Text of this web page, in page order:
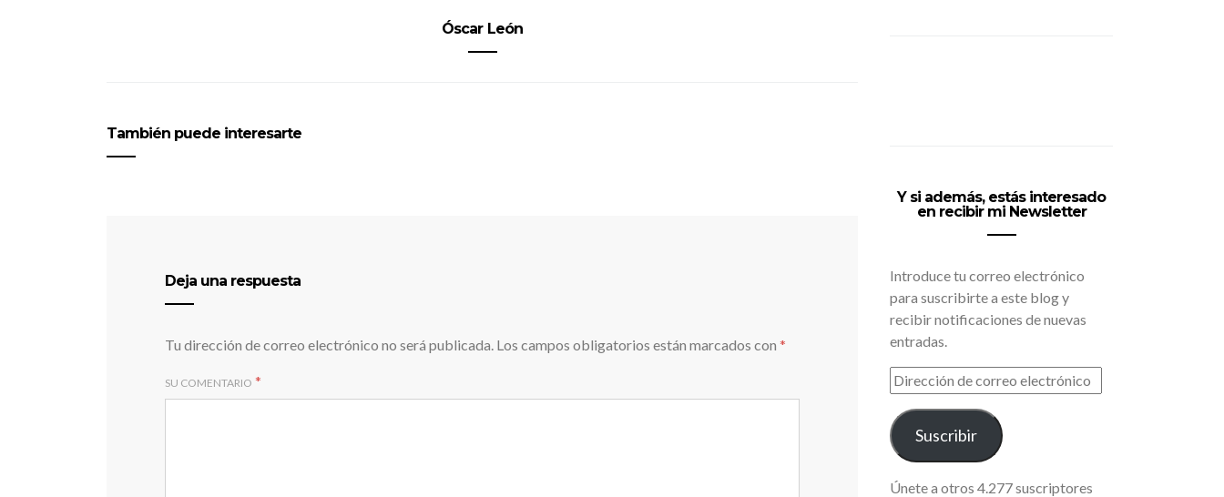
Óscar León
También puede interesarte
Deja una respuesta
Tu dirección de correo electrónico no será publicada. Los campos obligatorios están marcados con *
SU COMENTARIO *
Y si además, estás interesado
en recibir mi Newsletter
Introduce tu correo electrónico
para suscribirte a este blog y
recibir notificaciones de nuevas
entradas.
DIRECCIÓN
DE
CORREO
ELECTRÓNICO
Suscribir
Únete a otros 4.277 suscriptores